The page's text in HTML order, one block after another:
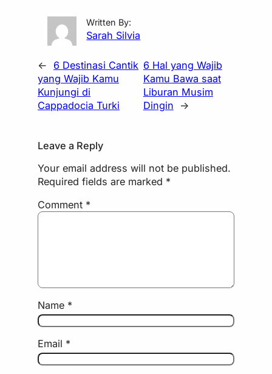
Written By:
Sarah Silvia
←
6 Destinasi Cantik
yang Wajib Kamu
Kunjungi di
Cappadocia Turki
6 Hal yang Wajib
Kamu Bawa saat
Liburan Musim
Dingin
→
Leave a Reply
Your email address will not be published.
Required fields are marked *
Comment *
Name *
Email *